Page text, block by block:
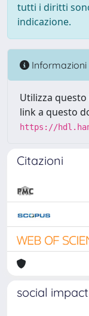
tutti i diritti
indicazione.
Informazioni
Utilizza
link a questo
https://
Citazioni
social impact